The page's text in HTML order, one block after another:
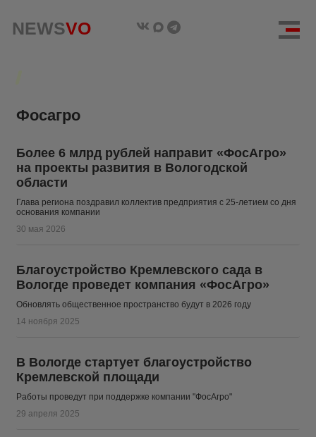
NEWSVO
NEWSVO
Фосагро
Более 6 млрд рублей направит «ФосАгро»
на проекты развития в Вологодской
области
Глава региона поздравил коллектив предприятия с 25-летием со дня
основания компании
30 мая 2026
Благоустройство Кремлевского сада в
Вологде проведет компания «ФосАгро»
Обновлять общественное пространство будут в 2026 году
14 ноября 2025
В Вологде стартует благоустройство
Кремлевской площади
Работы проведут при поддержке компании "ФосАгро"
29 апреля 2025